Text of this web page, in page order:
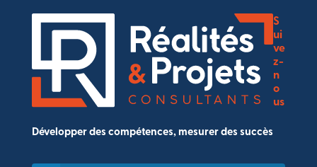
Développer des compétences, mesurer des succès
S
ui
ve
z-
n
o
us